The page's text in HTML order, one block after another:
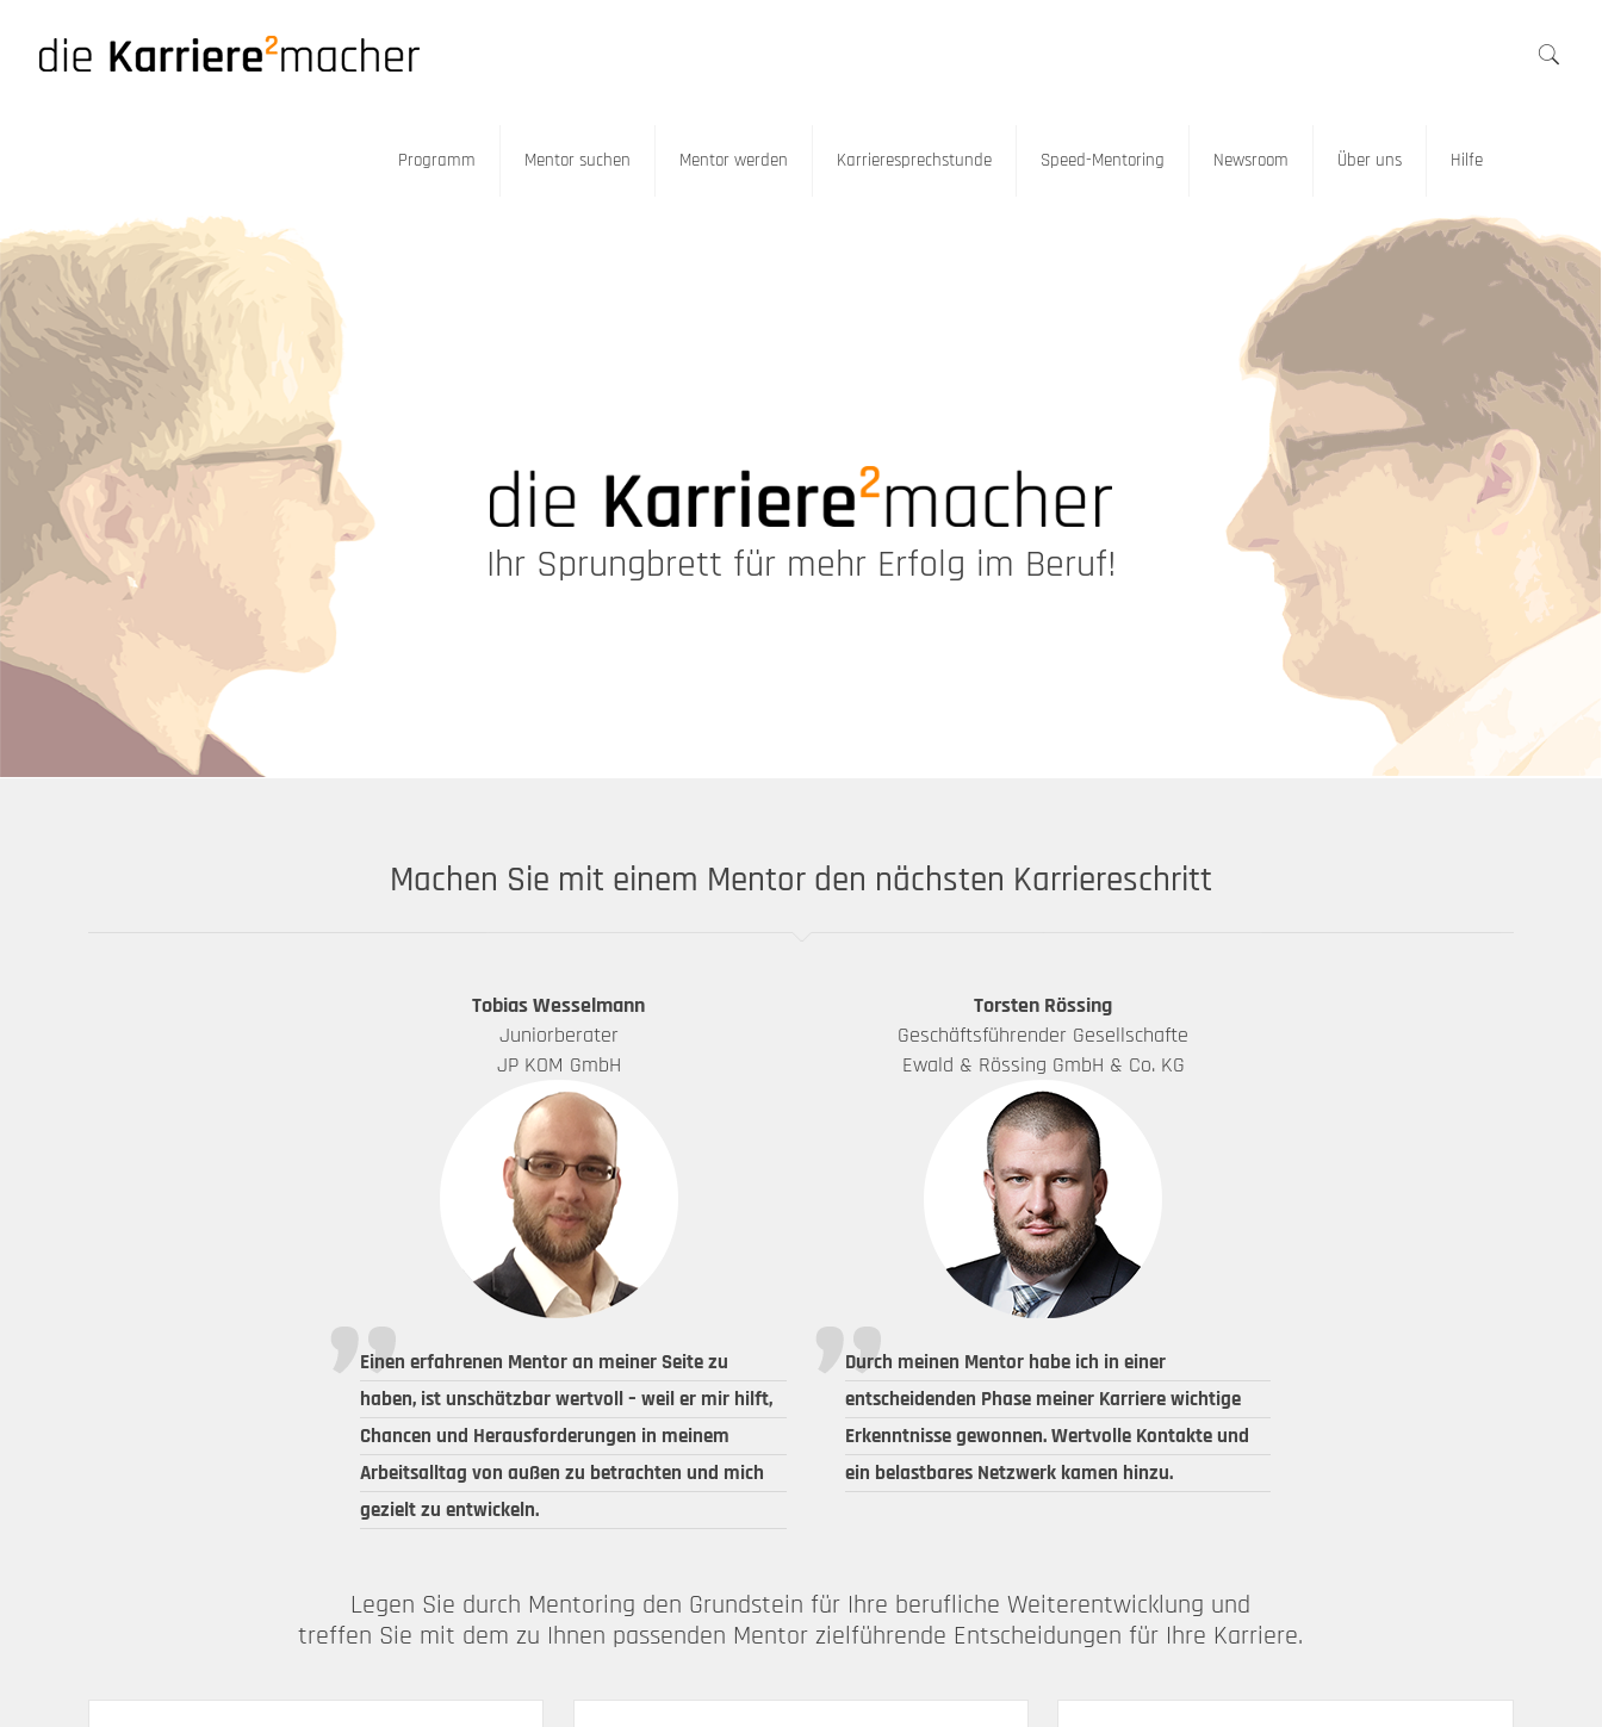
Programm Mentor suchen Mentor werden Karrieresprechstunde Speed-Mentoring Newsroom Über uns Hilfe
Ihr Sprungbrett für mehr Erfolg im Beruf!
Machen Sie mit einem Mentor den nächsten Karriereschritt
Tobias Wesselmann
Juniorberater
JP KOM GmbH
Einen erfahrenen Mentor an meiner Seite zu
haben, ist unschätzbar wertvoll – weil er mir hilft,
Chancen und Herausforderungen in meinem
Arbeitsalltag von außen zu betrachten und mich
gezielt zu entwickeln.
Torsten Rössing
Geschäftsführender Gesellschafte
Ewald & Rössing GmbH & Co. KG
Durch meinen Mentor habe ich in einer
entscheidenden Phase meiner Karriere wichtige
Erkenntnisse gewonnen. Wertvolle Kontakte und
ein belastbares Netzwerk kamen hinzu.
Legen Sie durch Mentoring den Grundstein für Ihre berufliche Weiterentwicklung und
treffen Sie mit dem zu Ihnen passenden Mentor zielführende Entscheidungen für Ihre Karriere.